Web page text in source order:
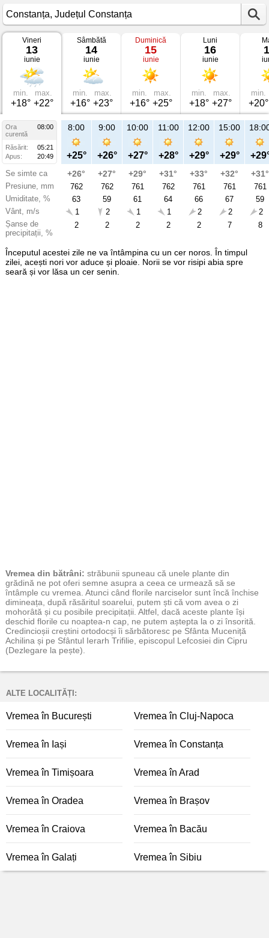
Vremea
Constanța
13
iunie
2025
Județul
Constanța
Vineri
13
iunie
min.
+18°
max.
+22°
Sâmbătă
14
iunie
min.
+16°
max.
+23°
Duminică
15
iunie
min.
+16°
max.
+25°
Luni
16
iunie
min.
+18°
max.
+27°
min.
+20°
Ora
08:00
curentă
Răsărit:
05:21
Apus:
20:49
Se simte ca
Presiune, mm
Umiditate, %
Vânt, m/s
Șanse de
precipitații, %
8:00
+25°
+26°
762
63
1
2
9:00
+26°
+27°
762
59
2
2
10:00
+27°
+29°
761
61
1
2
11:00
+28°
+31°
762
64
1
2
12:00
+29°
+33°
761
66
2
2
15:00
+29°
+32°
761
67
2
7
+31°
761
59
2
8
Începutul acestei zile ne va întâmpina cu un cer noros. În timpul
zilei, acești nori vor aduce și ploaie. Norii se vor risipi abia spre
seară și vor lăsa un cer senin.
Vremea din bătrâni: străbunii spuneau că unele plante din
grădină ne pot oferi semne asupra a ceea ce urmează să se
întâmple cu vremea. Atunci când florile narciselor sunt încă închise
dimineața, după răsăritul soarelui, putem ști că vom avea o zi
mohorâtă și cu posibile precipitații. Altfel, dacă aceste plante își
deschid florile cu noaptea-n cap, ne putem aștepta la o zi însorită.
Credincioșii creștini ortodocși îi sărbătoresc pe Sfânta Muceniță
Achilina și pe Sfântul Ierarh Trifilie, episcopul Lefcosiei din Cipru
(Dezlegare la pește).
ALTE LOCALITĂȚI:
Vremea în București Vremea în Cluj-Napoca
Vremea în Iași Vremea în Constanța
Vremea în Timișoara Vremea în Arad
Vremea în Oradea Vremea în Brașov
Vremea în Craiova Vremea în Bacău
Vremea în Galați Vremea în Sibiu